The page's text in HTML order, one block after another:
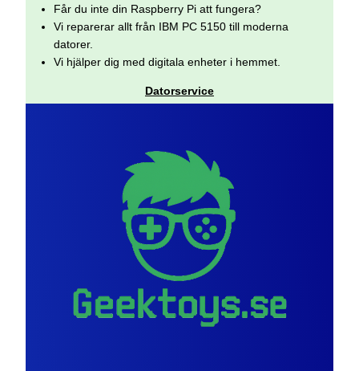
Får du inte din Raspberry Pi att fungera?
Vi reparerar allt från IBM PC 5150 till moderna
datorer.
Vi hjälper dig med digitala enheter i hemmet.
Datorservice